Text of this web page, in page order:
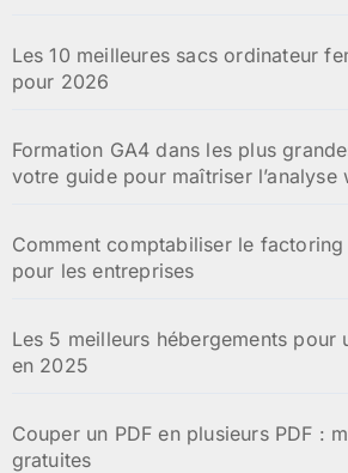
Les 10 meilleures sacs ordinateur
pour 2026
Formation GA4 dans les plus
votre guide pour maîtriser l’analyse
Comment comptabiliser le
pour les entreprises
Les 5 meilleurs hébergements pour
en 2025
Couper un PDF en plusieurs PDF :
gratuites